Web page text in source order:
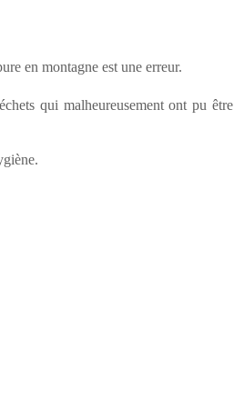
en montagne est une erreur.
qui malheureusement ont pu être